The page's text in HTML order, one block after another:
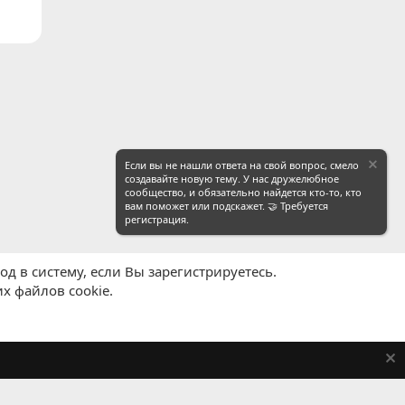
Если вы не нашли ответа на свой вопрос, смело
создавайте новую тему. У нас дружелюбное
сообщество, и обязательно найдется кто-то, кто
вам поможет или подскажет. 🤝 Требуется
регистрация.
в систему, если Вы зарегистрируетесь.
файлов cookie.